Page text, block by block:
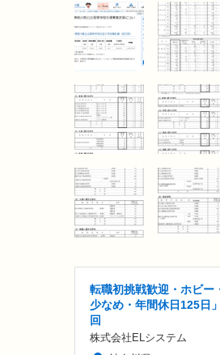
転職初挑戦歓迎・ホビー
少なめ・年間休日125日
回
株式会社ELシステム